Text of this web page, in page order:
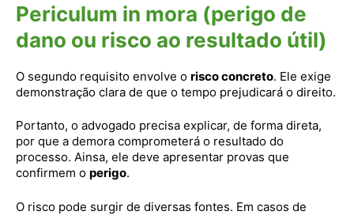
Periculum in mora (perigo de
dano ou risco ao resultado útil)
O segundo requisito envolve o risco concreto. Ele exige
demonstração clara de que o tempo prejudicará o direito.
Portanto, o advogado precisa explicar, de forma direta,
por que a demora comprometerá o resultado do
processo. Ainsa, ele deve apresentar provas que
confirmem o perigo.
O risco pode surgir de diversas fontes. Em casos de